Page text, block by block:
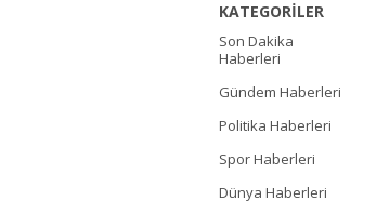
KATEGORİLER
Son Dakika
Haberleri
Gündem Haberleri
Politika Haberleri
Spor Haberleri
Dünya Haberleri